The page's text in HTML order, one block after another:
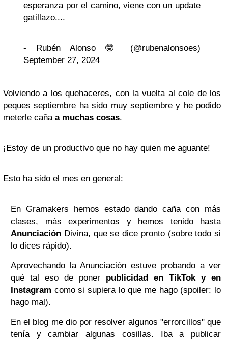
esperanza por el camino, viene con un update
gatillazo....
- Rubén Alonso 🤓 (@rubenalonsoes)
September 27, 2024
Volviendo a los quehaceres, con la vuelta al cole de los
peques septiembre ha sido muy septiembre y he podido
meterle caña a muchas cosas.
¡Estoy de un productivo que no hay quien me aguante!
Esto ha sido el mes en general:
En Gramakers hemos estado dando caña con más
clases, más experimentos y hemos tenido hasta
Anunciación Divina, que se dice pronto (sobre todo si
lo dices rápido).
Aprovechando la Anunciación estuve probando a ver
qué tal eso de poner publicidad en TikTok y en
Instagram como si supiera lo que me hago (spoiler: lo
hago mal).
En el blog me dio por resolver algunos "errorcillos" que
tenía y cambiar algunas cosillas. Iba a publicar